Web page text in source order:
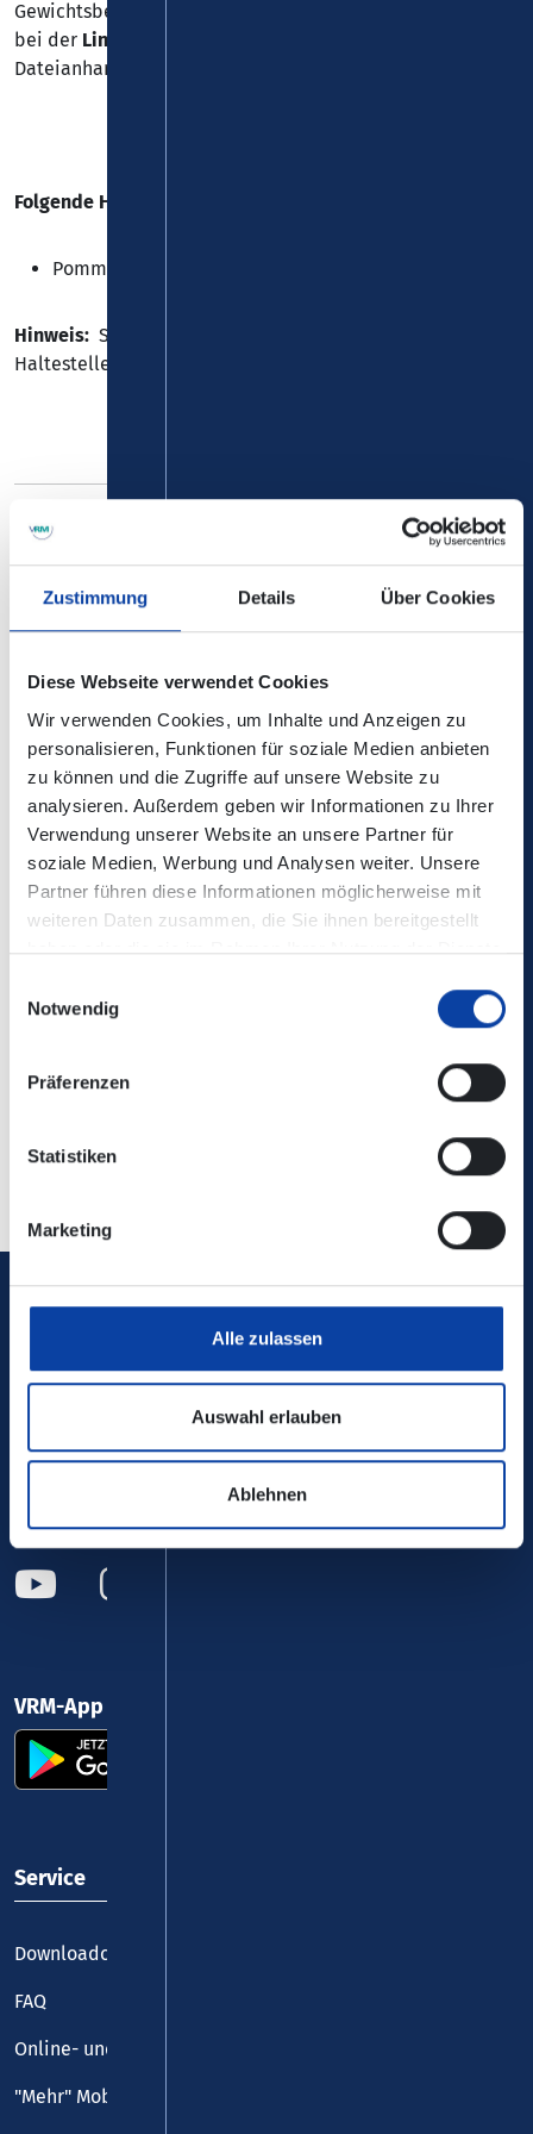
Zustimmung Details Über Cookies
Diese Webseite verwendet Cookies
Wir verwenden Cookies, um Inhalte und Anzeigen zu
personalisieren, Funktionen für soziale Medien anbieten
zu können und die Zugriffe auf unsere Website zu
analysieren. Außerdem geben wir Informationen zu Ihrer
Verwendung unserer Website an unsere Partner für
soziale Medien, Werbung und Analysen weiter. Unsere
Partner führen diese Informationen möglicherweise mit
weiteren Daten zusammen, die Sie ihnen bereitgestellt
haben oder die sie im Rahmen Ihrer Nutzung der Dienste
Notwendig
Präferenzen
Statistiken
Marketing
Alle zulassen
Auswahl erlauben
Ablehnen
Gewichtsbeschränkung der Fahrbahn zu Einschränkungen
bei der Linie 747
Dateianhang).
Folgende Haltestelle kann nicht bedient werden:
Pommern, "Spilles"
Hinweis: Schul- und Kindergartenkinder werden an der
Haltestelle „Pommern, Bahnhof“ abgeholt.
Die Änderungen sind nicht in der elektronischen
Verbindungsauskunft enthalten!
Kontaktdaten / zuständige Verkehrsunternehmen:
Aktuelles – bkr mobility (bkr-mobility.de)
Verkehrsmeldungen DB Regio Bus Mitte: DRM, RMV, RMB
(dbregiobus-mitte.de)
Baustellenfahrplan:
Zugehörige Dateien
KB)
Linie_747_Baustellenfahrplan_08.-09.05.2025.pdf
Zurück
0800 5 986 986
kostenfrei täglich 8 - 20 Uhr
VRM-App nutzen und durchstarten
Service
Downloadcenter
FAQ
Online- und Handy-Tickets
"Mehr" Mobilität